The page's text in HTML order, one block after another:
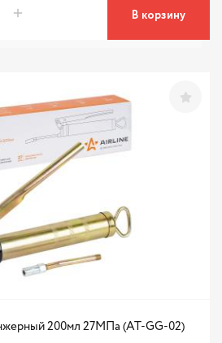
В корзину
200мл 27МПа (AT-GG-02)